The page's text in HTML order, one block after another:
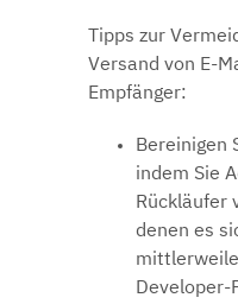
Tipps zur
Versand von E-
Empfänger:
Bereinigen
indem Sie
Rückläufer
denen es
Developer-